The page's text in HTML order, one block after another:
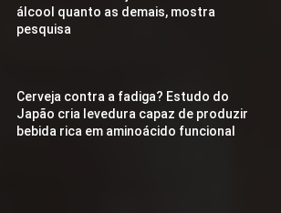
álcool quanto as demais, mostra
pesquisa
Cerveja contra a fadiga? Estudo do
Japão cria levedura capaz de produzir
bebida rica em aminoácido funcional